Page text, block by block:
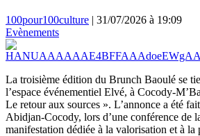
100pour100culture | 31/07/2026 à 19:09
Evènements
La troisième édition du Brunch Baoulé se
l’espace événementiel Elvé, à Cocody-
Le retour aux sources ». L’annonce a été
Abidjan-Cocody, lors d’une conférence de
manifestation dédiée à la valorisation et à